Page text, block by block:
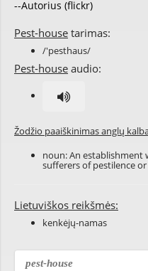
--Autorius (flickr)
Pest-house tarimas:
/'pesthaus/
Pest-house audio:
Žodžio paaiškinimas anglų
noun: An establishment
sufferers ofpestilence
Lietuviškos reikšmės:
kenkėjų-namas
pest-house